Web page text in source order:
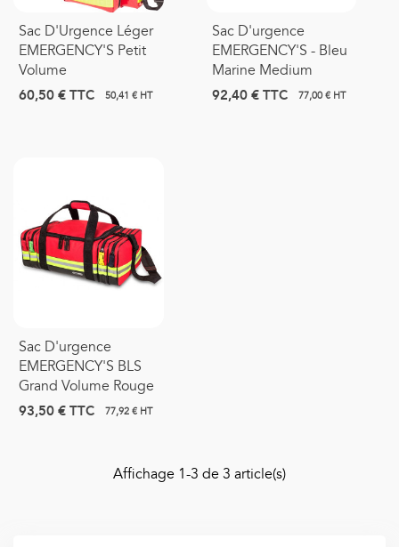
Sac D'Urgence Léger
EMERGENCY'S Petit
Volume
60,50 €TTC 50,41 € HT
Sac D'urgence
EMERGENCY'S - Bleu
Marine Medium
92,40 €TTC 77,00 € HT
Sac D'urgence
EMERGENCY'S BLS
Grand Volume Rouge
93,50 €TTC 77,92 € HT
Affichage 1-3 de 3 article(s)